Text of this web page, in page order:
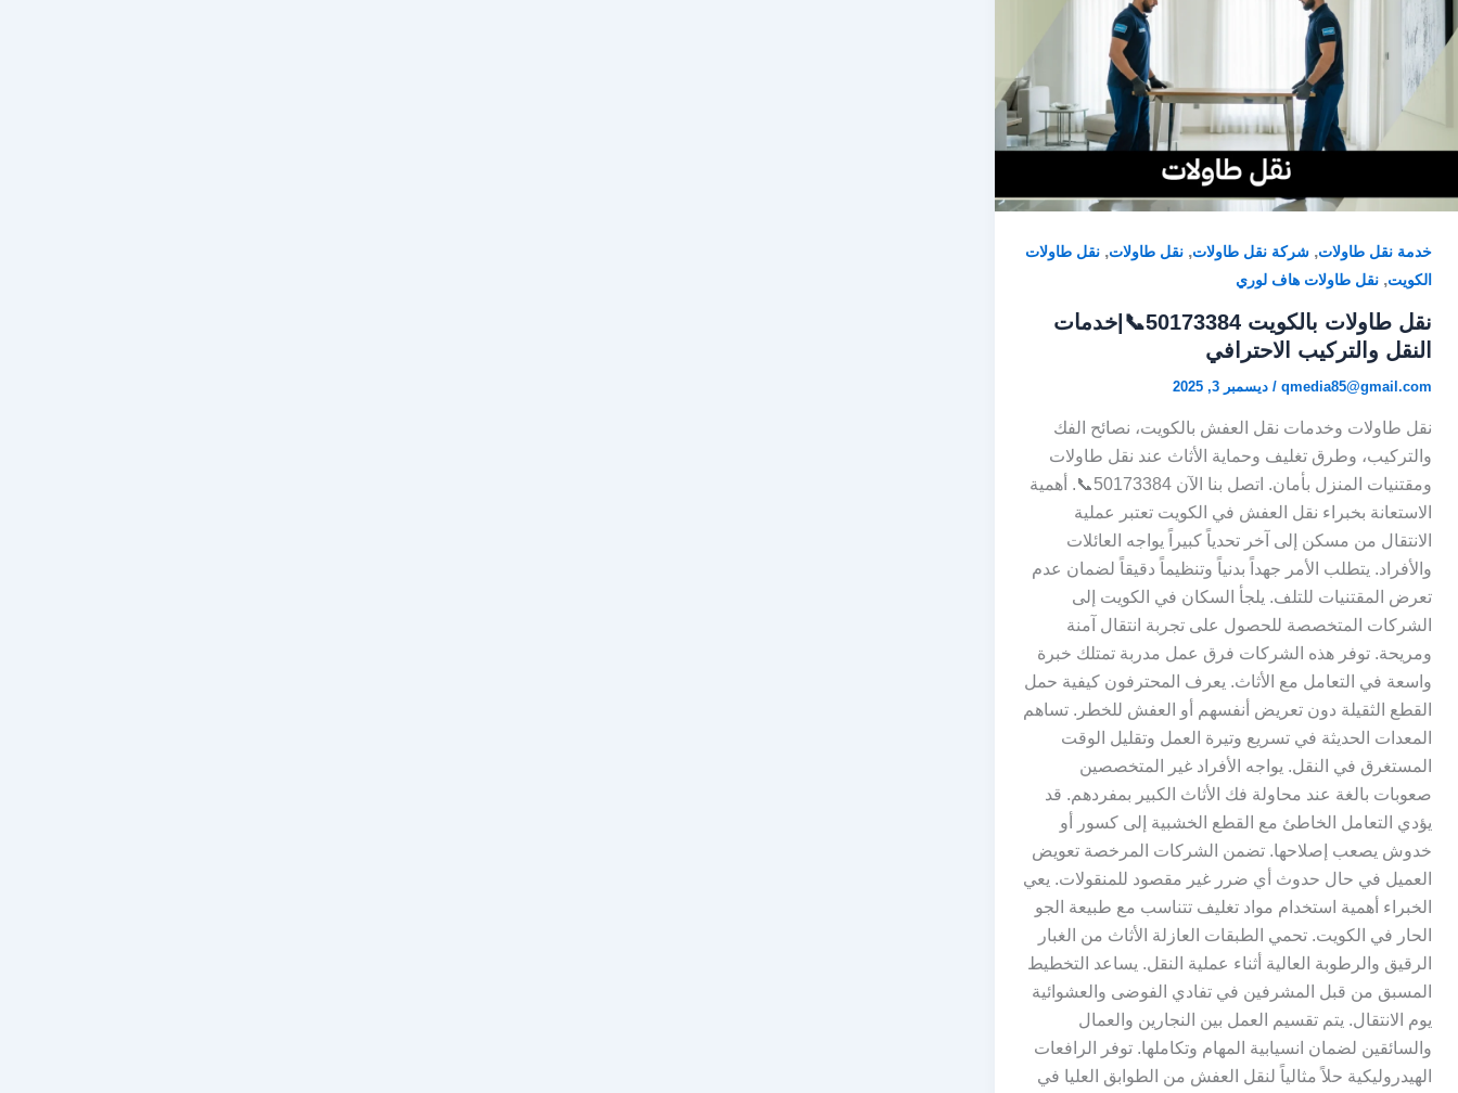
خدمة نقل طاولات, شركة نقل طاولات, نقل طاولات, نقل طاولات
الكويت, نقل طاولات هاف لوري
نقل طاولات بالكويت 50173384📞|خدمات
النقل والتركيب الاحترافي
qmedia85@gmail.com
/ ديسمبر 3, 2025
نقل طاولات وخدمات نقل العفش بالكويت، نصائح الفك
والتركيب، وطرق تغليف وحماية الأثاث عند نقل طاولات
ومقتنيات المنزل بأمان. اتصل بنا الآن 50173384📞. أهمية
الاستعانة بخبراء نقل العفش في الكويت تعتبر عملية
الانتقال من مسكن إلى آخر تحدياً كبيراً يواجه العائلات
والأفراد. يتطلب الأمر جهداً بدنياً وتنظيماً دقيقاً لضمان عدم
تعرض المقتنيات للتلف. يلجأ السكان في الكويت إلى
الشركات المتخصصة للحصول على تجربة انتقال آمنة
ومريحة. توفر هذه الشركات فرق عمل مدربة تمتلك خبرة
واسعة في التعامل مع الأثاث. يعرف المحترفون كيفية حمل
القطع الثقيلة دون تعريض أنفسهم أو العفش للخطر. تساهم
المعدات الحديثة في تسريع وتيرة العمل وتقليل الوقت
المستغرق في النقل. يواجه الأفراد غير المتخصصين
صعوبات بالغة عند محاولة فك الأثاث الكبير بمفردهم. قد
يؤدي التعامل الخاطئ مع القطع الخشبية إلى كسور أو
خدوش يصعب إصلاحها. تضمن الشركات المرخصة تعويض
العميل في حال حدوث أي ضرر غير مقصود للمنقولات. يعي
الخبراء أهمية استخدام مواد تغليف تتناسب مع طبيعة الجو
الحار في الكويت. تحمي الطبقات العازلة الأثاث من الغبار
الرقيق والرطوبة العالية أثناء عملية النقل. يساعد التخطيط
المسبق من قبل المشرفين في تفادي الفوضى والعشوائية
يوم الانتقال. يتم تقسيم العمل بين النجارين والعمال
والسائقين لضمان انسيابية المهام وتكاملها. توفر الرافعات
الهيدروليكية حلاً مثالياً لنقل العفش من الطوابق العليا في